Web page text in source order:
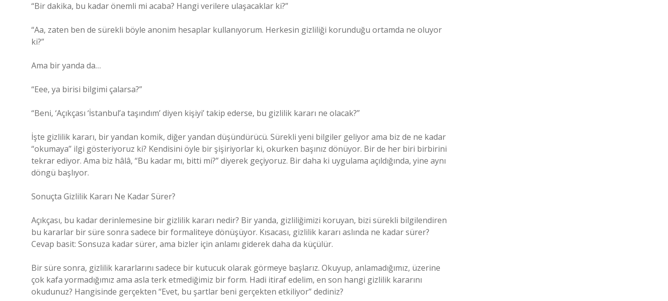
“Bir dakika, bu kadar önemli mi acaba? Hangi verilere ulaşacaklar ki?”
“Aa, zaten ben de sürekli böyle anonim hesaplar kullanıyorum. Herkesin gizliliği korunduğu ortamda ne oluyor
ki?”
Ama bir yanda da…
“Eee, ya birisi bilgimi çalarsa?”
“Beni, ‘Açıkçası ‘İstanbul’a taşındım’ diyen kişiyi’ takip ederse, bu gizlilik kararı ne olacak?”
İşte gizlilik kararı, bir yandan komik, diğer yandan düşündürücü. Sürekli yeni bilgiler geliyor ama biz de ne kadar
“okumaya” ilgi gösteriyoruz ki? Kendisini öyle bir şişiriyorlar ki, okurken başınız dönüyor. Bir de her biri birbirini
tekrar ediyor. Ama biz hâlâ, “Bu kadar mı, bitti mi?” diyerek geçiyoruz. Bir daha ki uygulama açıldığında, yine aynı
döngü başlıyor.
Sonuçta Gizlilik Kararı Ne Kadar Sürer?
Açıkçası, bu kadar derinlemesine bir gizlilik kararı nedir? Bir yanda, gizliliğimizi koruyan, bizi sürekli bilgilendiren
bu kararlar bir süre sonra sadece bir formaliteye dönüşüyor. Kısacası, gizlilik kararı aslında ne kadar sürer?
Cevap basit: Sonsuza kadar sürer, ama bizler için anlamı giderek daha da küçülür.
Bir süre sonra, gizlilik kararlarını sadece bir kutucuk olarak görmeye başlarız. Okuyup, anlamadığımız, üzerine
çok kafa yormadığımız ama asla terk etmediğimiz bir form. Hadi itiraf edelim, en son hangi gizlilik kararını
okudunuz? Hangisinde gerçekten “Evet, bu şartlar beni gerçekten etkiliyor” dediniz?